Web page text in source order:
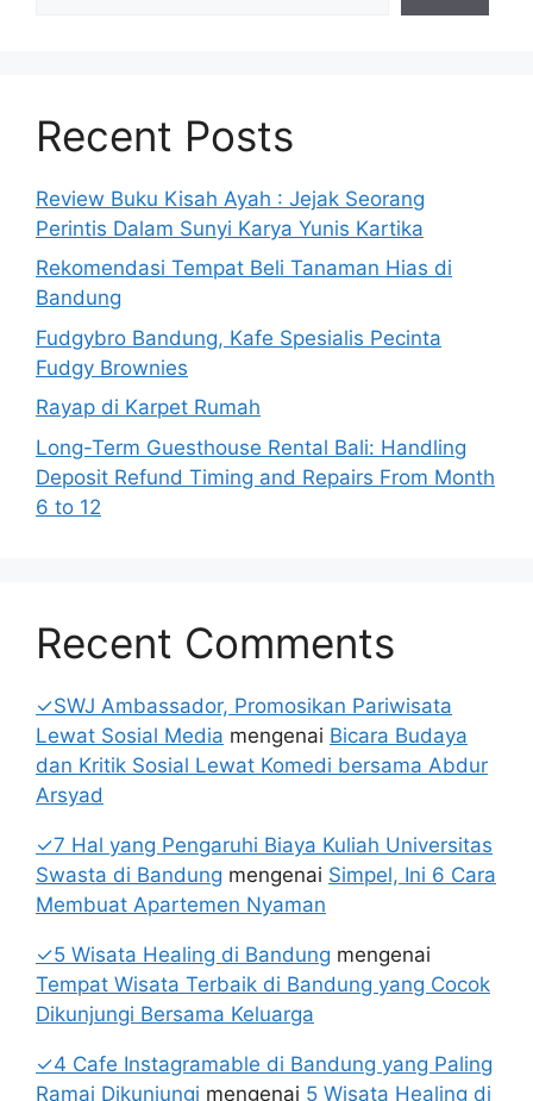
Recent Posts
Review Buku Kisah Ayah : Jejak Seorang
Perintis Dalam Sunyi Karya Yunis Kartika
Rekomendasi Tempat Beli Tanaman Hias di
Bandung
Fudgybro Bandung, Kafe Spesialis Pecinta
Fudgy Brownies
Rayap di Karpet Rumah
Long-Term Guesthouse Rental Bali: Handling
Deposit Refund Timing and Repairs From Month
6 to 12
Recent Comments
✓SWJ Ambassador, Promosikan Pariwisata
Lewat Sosial Media mengenai Bicara Budaya
dan Kritik Sosial Lewat Komedi bersama Abdur
Arsyad
✓7 Hal yang Pengaruhi Biaya Kuliah Universitas
Swasta di Bandung mengenai Simpel, Ini 6 Cara
Membuat Apartemen Nyaman
✓5 Wisata Healing di Bandung mengenai
Tempat Wisata Terbaik di Bandung yang Cocok
Dikunjungi Bersama Keluarga
✓4 Cafe Instagramable di Bandung yang Paling
Ramai Dikunjungi mengenai 5 Wisata Healing di